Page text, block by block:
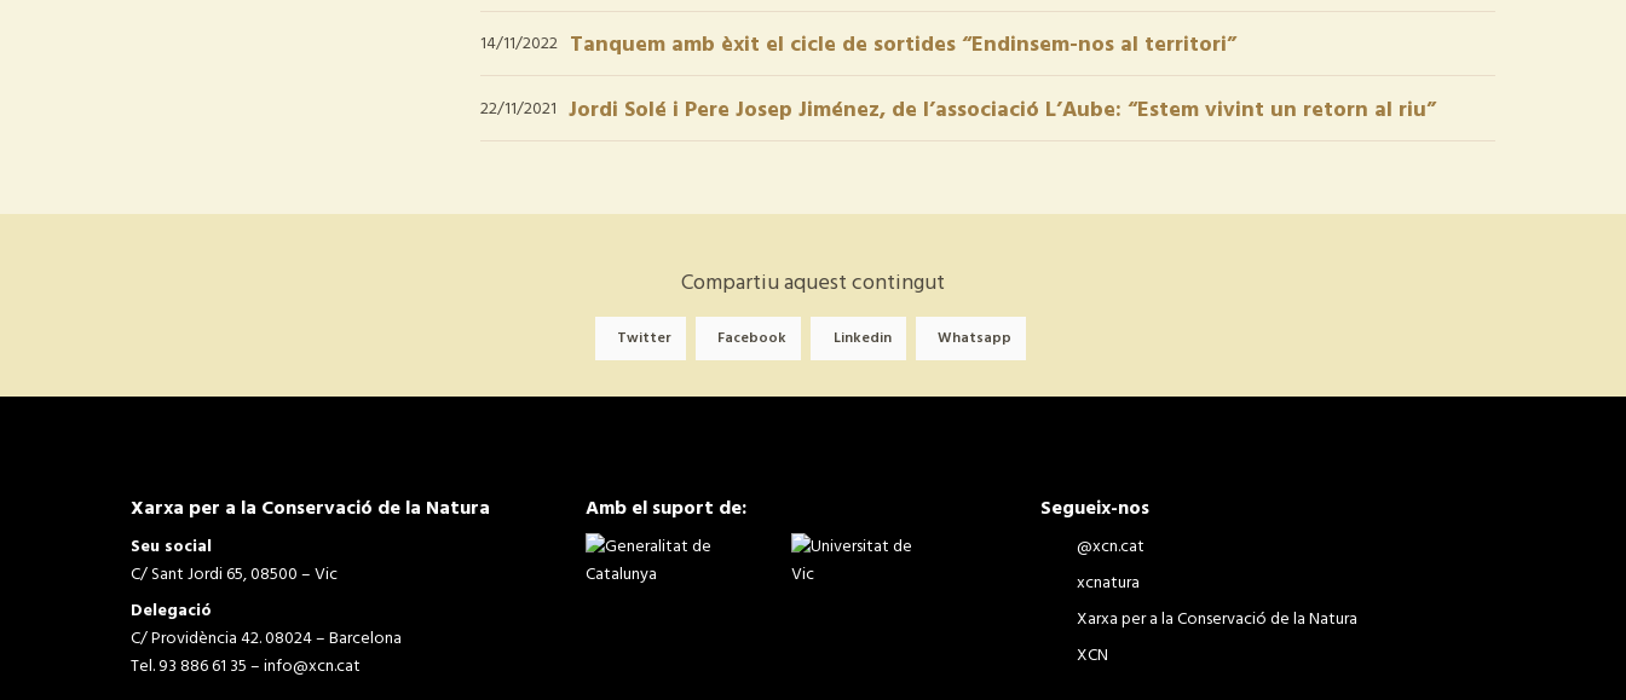
14/11/2022 Tanquem amb èxit el cicle de sortides “Endinsem-nos al territori”
22/11/2021 Jordi Solé i Pere Josep Jiménez, de l’associació L’Aube: “Estem vivint un retorn al riu”
Compartiu aquest contingut
Twitter Facebook Linkedin Whatsapp
Xarxa per a la Conservació de la Natura
Seu social
C/ Sant Jordi 65, 08500 – Vic
Delegació
C/ Providència 42. 08024 – Barcelona
Tel. 93 886 61 35 –info@xcn.cat
Amb el suport de: Segueix-nos
@xcn.cat
xcnatura
Xarxa per a la Conservació de la Natura
XCN